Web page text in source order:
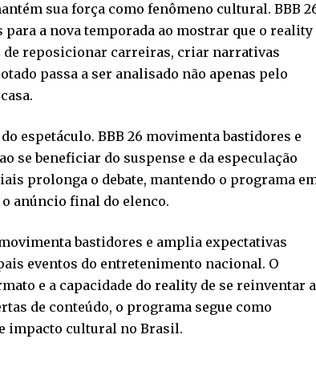
sua força como fenômeno cultural. BBB
a nova temporada ao mostrar que o reality
de reposicionar carreiras, criar narrativas
passa a ser analisado não apenas pelo
espetáculo. BBB 26 movimenta bastidores e
se beneficiar do suspense e da especulação
prolonga o debate, mantendo o programa
anúncio final do elenco.
bastidores e amplia expectativas
eventos do entretenimento nacional. O
e a capacidade do reality de se reinventar a
de conteúdo, o programa segue como
impacto cultural no Brasil.